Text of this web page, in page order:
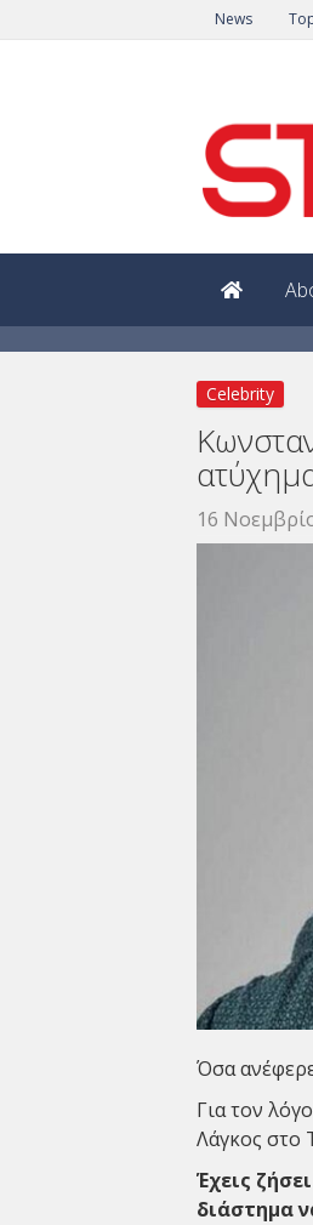
News
Celebrity
16
Όσα
Για τον
Λάγκος στο
Έχεις
διάστημα